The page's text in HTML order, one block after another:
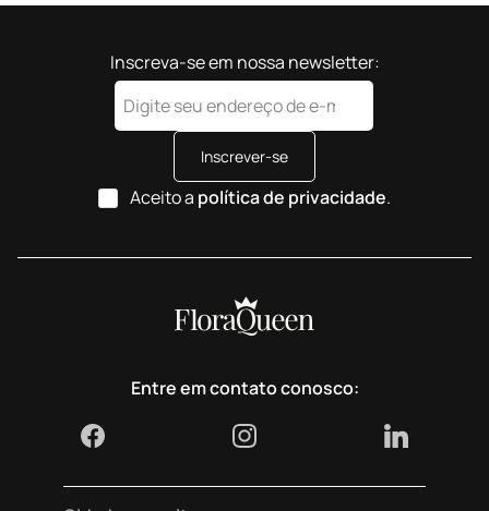
Inscreva-se em nossa newsletter:
Inscrever-se
Aceito a política de privacidade.
Entre em contato conosco: